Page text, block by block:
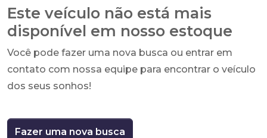
Este veículo não está mais
disponível em nosso estoque
Você pode fazer uma nova busca ou entrar em
contato com nossa equipe para encontrar o veículo
dos seus sonhos!
Fazer uma nova busca